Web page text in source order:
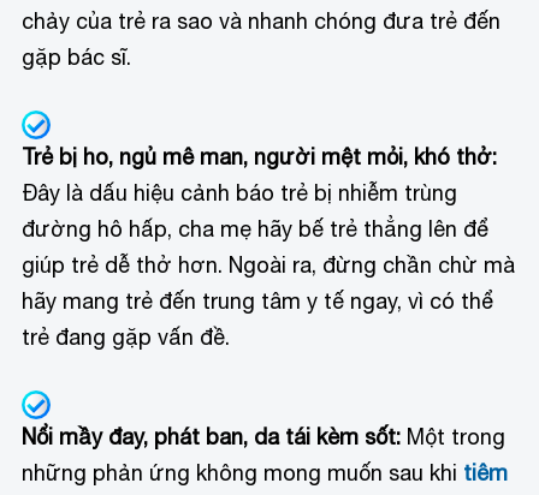
chảy của trẻ ra sao và nhanh chóng đưa trẻ đến
gặp bác sĩ.
Trẻ bị ho, ngủ mê man, người mệt mỏi, khó thở:
Đây là dấu hiệu cảnh báo trẻ bị nhiễm trùng
đường hô hấp, cha mẹ hãy bế trẻ thẳng lên để
giúp trẻ dễ thở hơn. Ngoài ra, đừng chần chừ mà
hãy mang trẻ đến trung tâm y tế ngay, vì có thể
trẻ đang gặp vấn đề.
Nổi mầy đay, phát ban, da tái kèm sốt: Một trong
những phản ứng không mong muốn sau khi tiêm